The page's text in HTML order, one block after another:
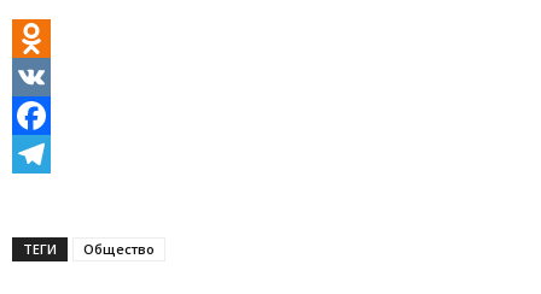
Odnoklassniki
VK
Facebook
ТЕГИ Общество